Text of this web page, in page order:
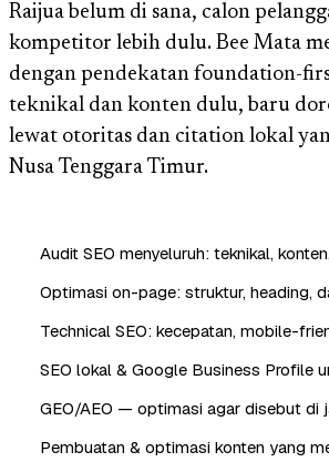
Raijua belum di sana, calon
kompetitor lebih dulu. Bee Mata
dengan pendekatan foundation-
teknikal dan konten dulu, baru
lewat otoritas dan citation lokal
Nusa Tenggara Timur.
Audit SEO menyeluruh: teknikal,
Optimasi on-page: struktur, heading,
Technical SEO: kecepatan, mobile-
SEO lokal & Google Business Profile
GEO/AEO — optimasi agar disebut di
Pembuatan & optimasi konten yang